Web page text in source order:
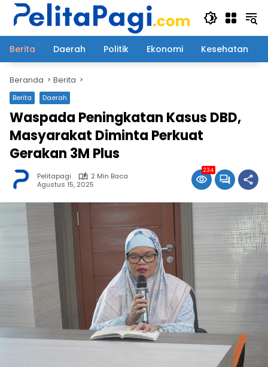
Langsung
Berita
Daerah Politik Ekonomi Kesehatan
Beranda Berita
Berita Daerah
Waspada Peningkatan Kasus DBD,
Masyarakat Diminta Perkuat
Gerakan 3M Plus
Pelitapagi
2 Min Baca
Agustus 15, 2025
234